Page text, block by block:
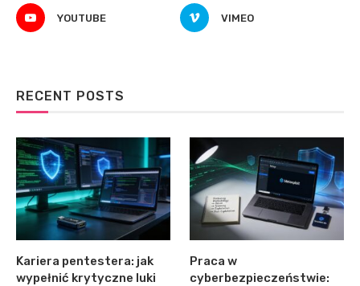
YOUTUBE VIMEO
RECENT POSTS
Kariera pentestera: jak
wypełnić krytyczne luki
Praca w
cyberbezpieczeństwie: